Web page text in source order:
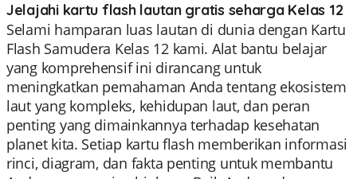
Jelajahi kartu flash lautan gratis seharga Kelas 12
Selami hamparan luas lautan di dunia dengan Kartu
Flash Samudera Kelas 12 kami. Alat bantu belajar
yang komprehensif ini dirancang untuk
meningkatkan pemahaman Anda tentang ekosistem
laut yang kompleks, kehidupan laut, dan peran
penting yang dimainkannya terhadap kesehatan
planet kita. Setiap kartu flash memberikan informasi
rinci, diagram, dan fakta penting untuk membantu